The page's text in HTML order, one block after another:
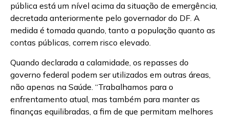
pública está um nível acima da situação de emergência,
decretada anteriormente pelo governador do DF. A
medida é tomada quando, tanto a população quanto as
contas públicas, correm risco elevado.
Quando declarada a calamidade, os repasses do
governo federal podem ser utilizados em outras áreas,
não apenas na Saúde. “Trabalhamos para o
enfrentamento atual, mas também para manter as
finanças equilibradas, a fim de que permitam melhores